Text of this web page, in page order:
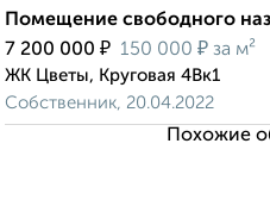
Помещение свободного
7 200 000 ₽ 150 000 ₽ за м²
ЖК Цветы, Круговая 4Вк1
Собственник, 20.04.2022
Похожие